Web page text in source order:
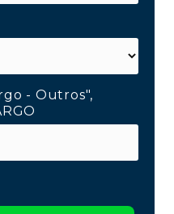
- Outros",